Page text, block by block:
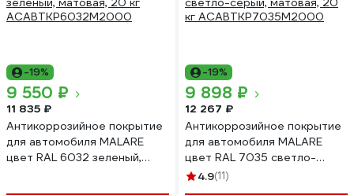
-19%
9 550 ₽
11 835 ₽
Антикоррозийное покрытие
для автомобиля MALARE
цвет RAL 6032 зеленый,
-19%
9 898 ₽
12 267 ₽
Антикоррозийное покрытие
для автомобиля MALARE
цвет RAL 7035 светло-
серый, матовая, 20 кг
4.9(11)